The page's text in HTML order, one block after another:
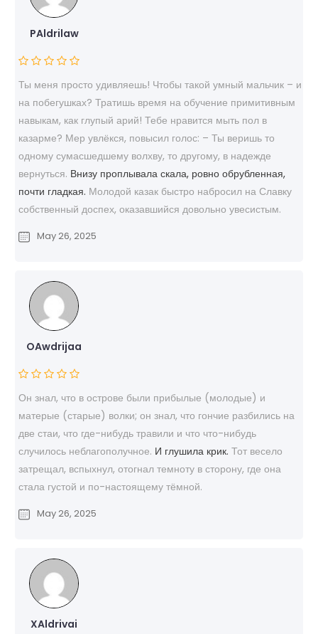
PAldrilaw
Ты меня просто удивляешь! Чтобы такой умный мальчик – и
на побегушках? Тратишь время на обучение примитивным
навыкам, как глупый арий! Тебе нравится мыть пол в
казарме? Мер увлёкся, повысил голос: – Ты веришь то
одному сумасшедшему волхву, то другому, в надежде
вернуться. Внизу проплывала скала, ровно обрубленная,
почти гладкая. Молодой казак быстро набросил на Славку
собственный доспех, оказавшийся довольно увесистым.
May 26, 2025
OAwdrijaa
Он знал, что в острове были прибылые (молодые) и
матерые (старые) волки; он знал, что гончие разбились на
две стаи, что где-нибудь травили и что что-нибудь
случилось неблагополучное. И глушила крик. Тот весело
затрещал, вспыхнул, отогнал темноту в сторону, где она
стала густой и по-настоящему тёмной.
May 26, 2025
XAldrivai